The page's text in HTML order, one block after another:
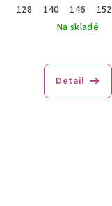
128
140 146 152
Na skladě
Detail